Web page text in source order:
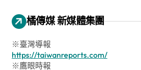
橘傳媒 新媒體集團
※臺灣導報
https://taiwanreports.com/
※鷹眼時報